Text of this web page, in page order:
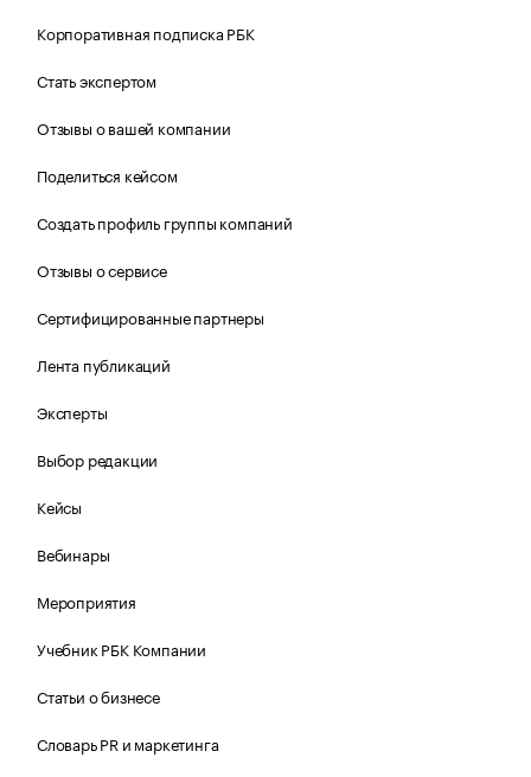
Корпоративная подписка РБК
Стать экспертом
Отзывы о вашей компании
Поделиться кейсом
Создать профиль группы компаний
Отзывы о сервисе
Сертифицированные партнеры
Лента публикаций
Эксперты
Выбор редакции
Кейсы
Вебинары
Мероприятия
Учебник РБК Компании
Статьи о бизнесе
Словарь PR и маркетинга